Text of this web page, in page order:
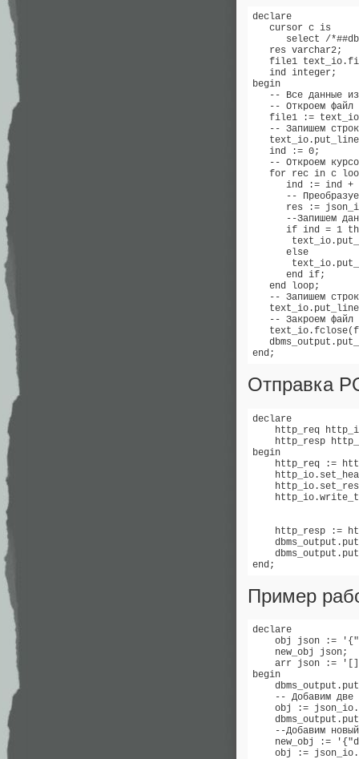
declare
   cursor c is
select /
   res varchar2;
file1
   ind integer;
begin
-- Все данные
-- Откроем
file1 :=
-- Запишем
   ind := 0;
-- Откроем
for rec in c
ind := ind
--
res :=
--Запишем
if ind = 1
      else
      end if;
   end loop;
-- Запишем
   -- Закроем файл
end;
Отправка
declare
http_req
http_resp
begin
http_req :=
http_resp :=
end;
Пример
declare
obj json :=
    new_obj json;
arr json :=
begin
-- Добавим
obj :=
--Добавим
new_obj :=
obj :=